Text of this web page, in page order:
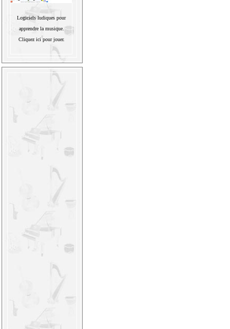
Logiciels ludiques pour
apprendre la musique.
Cliquez ici pour jouer.